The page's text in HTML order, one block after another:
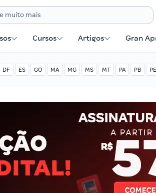
Cursos Artigos Gran
DF ES GO MA MG MS MT PA PB PE